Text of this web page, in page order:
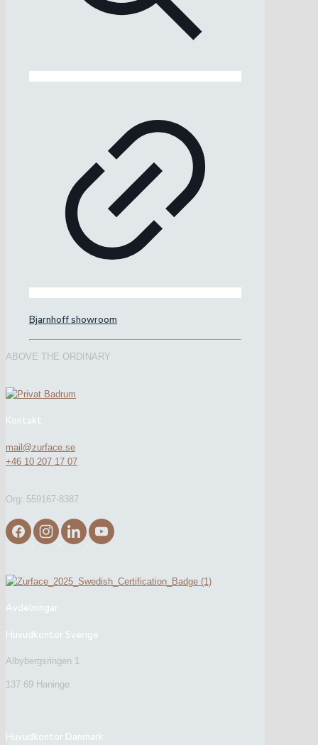
Bjarnhoff showroom
ABOVE THE ORDINARY
Kontakt
mail@zurface.se
+46 10 207 17 07
Org: 559167-8387
Avdelningar
Huvudkontor Sverige
Albybergsringen 1
137 69 Haninge
Huvudkontor Danmark